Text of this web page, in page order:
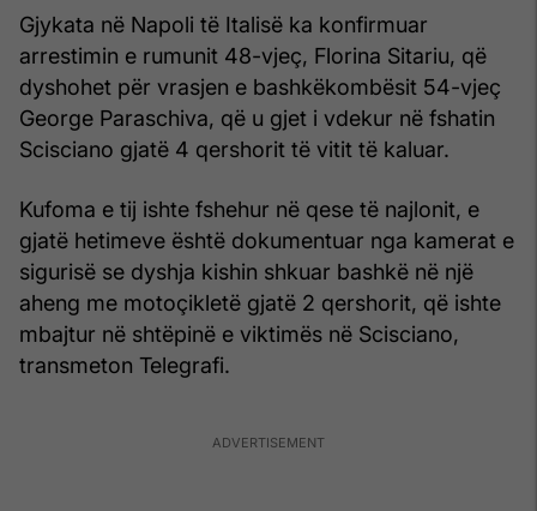
Gjykata në Napoli të Italisë ka konfirmuar
arrestimin e rumunit 48-vjeç, Florina Sitariu, që
dyshohet për vrasjen e bashkëkombësit 54-vjeç
George Paraschiva, që u gjet i vdekur në fshatin
Scisciano gjatë 4 qershorit të vitit të kaluar.
Kufoma e tij ishte fshehur në qese të najlonit, e
gjatë hetimeve është dokumentuar nga kamerat e
sigurisë se dyshja kishin shkuar bashkë në një
aheng me motoçikletë gjatë 2 qershorit, që ishte
mbajtur në shtëpinë e viktimës në Scisciano,
transmeton Telegrafi.